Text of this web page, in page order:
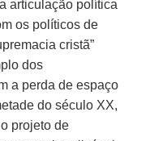
articulação política
os políticos de
cristã”
dos
a perda de espaço
do século XX,
projeto de